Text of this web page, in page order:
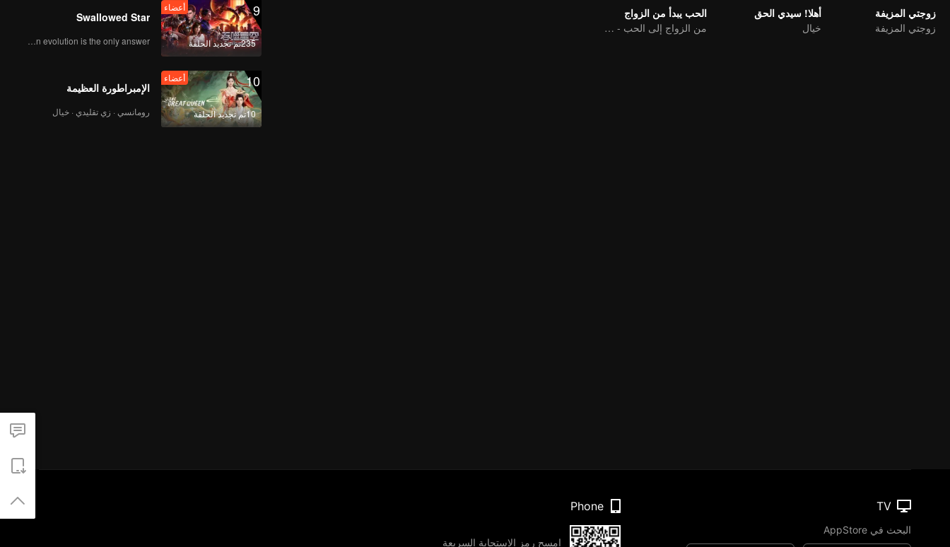
زوجتي المزيفة
زوجتي المزيفة
أهلا! سيدي الحق
خيال
الحب يبدأ من الزواج
من الزواج إلى الحب - الرئيس التنفيذي والعروس البديلة
9
235تم تجديد الحلقة
أعضاء
Swallowed Star
Human evolution is the only answer.
10
10تم تجديد الحلقة
أعضاء
الإمبراطورة العظيمة
رومانسي · زي تقليدي · خيال
TV
البحث في AppStore
Phone
امسح رمز الاستجابة السريعة